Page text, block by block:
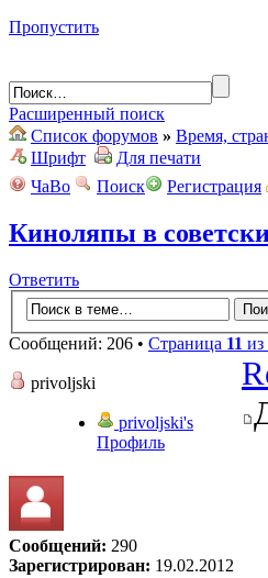
Пропустить
Расширенный поиск
Список форумов » Время,
Шрифт
Для печати
ЧаВо
Поиск Регистрация
Киноляпы в
Ответить
Сообщений: 206 • Страница 11 из
privoljski
privoljski's
Профиль
Сообщений: 290
Зарегистрирован: 19.02.2012